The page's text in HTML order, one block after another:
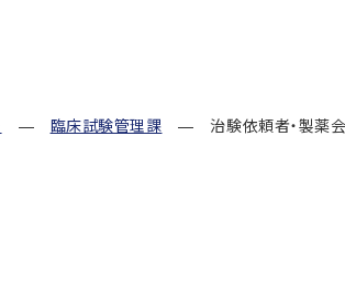
臨床試験管理課 治験依頼者・製薬